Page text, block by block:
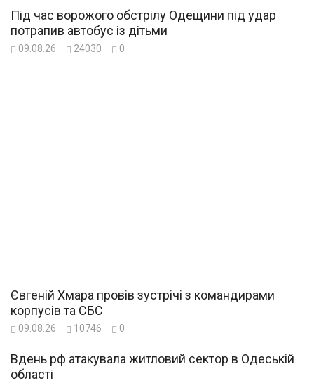
Під час ворожого обстрілу Одещини під удар
потрапив автобус із дітьми
09.08.26 24030 0
Євгеній Хмара провів зустрічі з командирами
корпусів та СБС
09.08.26 10746 0
Вдень рф атакувала житловий сектор в Одеській
області